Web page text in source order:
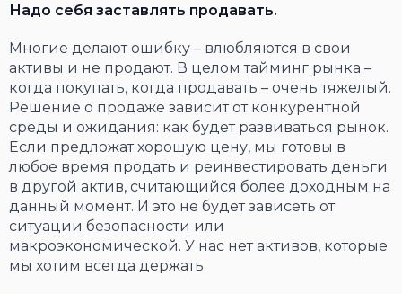
Надо себя заставлять продавать.
Многие делают ошибку – влюбляются в свои
активы и не продают. В целом тайминг рынка –
когда покупать, когда продавать – очень тяжелый.
Решение о продаже зависит от конкурентной
среды и ожидания: как будет развиваться рынок.
Если предложат хорошую цену, мы готовы в
любое время продать и реинвестировать деньги
в другой актив, считающийся более доходным на
данный момент. И это не будет зависеть от
ситуации безопасности или
макроэкономической. У нас нет активов, которые
мы хотим всегда держать.